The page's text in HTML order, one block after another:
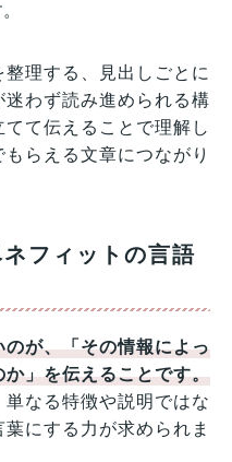
理する、見出しごとに
わず読み進められる構
て伝えることで理解し
らえる文章につながり
フィットの言語
が、「その情報によっ
」を伝えることです。
なる特徴や説明ではな
にする力が求められま